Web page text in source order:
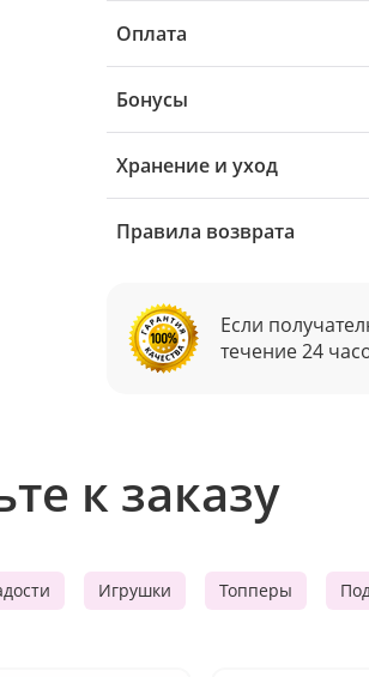
Оплата
Бонусы
Хранение и уход
Правила возврата
Если
течение 24
к заказу
Игрушки Топперы